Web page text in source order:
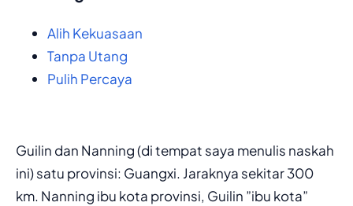
Alih Kekuasaan
Tanpa Utang
Pulih Percaya
Guilin dan Nanning (di tempat saya menulis naskah
ini) satu provinsi: Guangxi. Jaraknya sekitar 300
km. Nanning ibu kota provinsi, Guilin ”ibu kota”